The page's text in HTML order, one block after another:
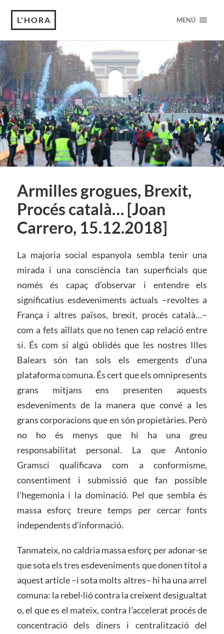
L'HORA MENÚ
Armilles grogues, Brexit,
Procés català… [Joan
Carrero, 15.12.2018]
La majoria social espanyola sembla tenir una
mirada i una consciència tan superficials que
només és capaç d’observar i entendre els
significatius esdeveniments actuals –revoltes a
França i altres països, brexit, procés català…–
com a fets aïllats que no tenen cap relació entre
si. És com si algú oblidés que les nostres Illes
Balears són tan sols els emergents d’una
plataforma comuna. És cert que els omnipresents
grans mitjans ens presenten aquests
esdeveniments de la manera que convé a les
grans corporacions que en són propietàries. Però
no ho és menys que hi ha una greu
responsabilitat personal. La que Antonio
Gramsci qualificava com a conformisme,
consentiment i submissió que fan possible
l’hegemonia i la dominació. Pel que sembla és
massa esforç treure temps per cercar fonts
independents d’informació.
Tanmateix, no caldria massa esforç per adonar-se
que sota els tres esdeveniments que donen títol a
aquest article –i sota molts altres– hi ha una arrel
comuna: la rebel·lió contra la creixent desigualtat
o, el que es el mateix, contra l’accelerat procés de
concentració dels diners i centralització del